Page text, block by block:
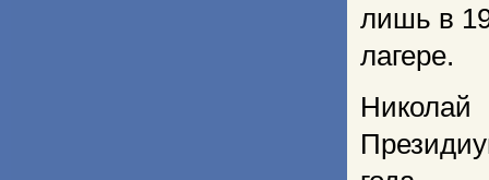
лишь в
лагере.